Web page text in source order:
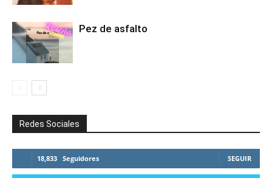
Pez de asfalto
Redes Sociales
18,833 Seguidores SEGUIR